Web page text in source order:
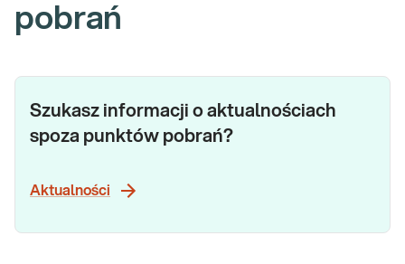
pobrań
Szukasz informacji o aktualnościach
spoza punktów pobrań?
Aktualności